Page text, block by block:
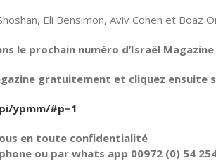
Eli Bensimon, Aviv Cohen et Boaz
le prochain numéro d’Israël Magazine
gratuitement et cliquez ensuite
ypmm/#p=1
en toute confidentialité
ou par whats app 00972 (0) 54